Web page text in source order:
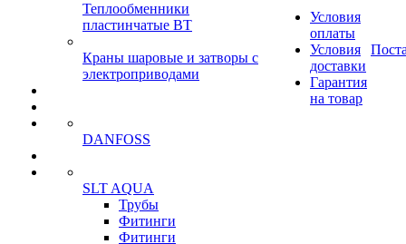
Теплообменники
пластинчатые ВТ
Краны шаровые и затворы с
электроприводами
DANFOSS
SLT AQUA
Трубы
Фитинги
Фитинги
Условия
оплаты
Условия
доставки
Гарантия
на товар